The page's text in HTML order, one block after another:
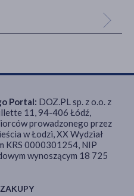
ZAKUPY
Portal: DOZ.PL sp. z o.o. z
11, 94-406 Łódź,
prowadzonego przez
w Łodzi, XX Wydział
KRS 0000301254, NIP
wynoszącym 18 725